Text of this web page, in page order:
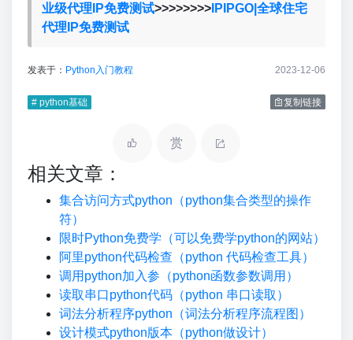
业级代理IP免费测试>>>>>>>>IPIPGO|全球住宅
代理IP免费测试
发表于： Python入门教程 2023-12-06
# python基础 复制链接
赏
相关文章：
集合访问方式python（python集合类型的操作
符）
限时Python免费学（可以免费学python的网站）
阿里python代码检查（python 代码检查工具）
调用python加入参（python函数参数调用）
读取串口python代码（python 串口读取）
词法分析程序python（词法分析程序流程图）
设计模式python版本（python做设计）